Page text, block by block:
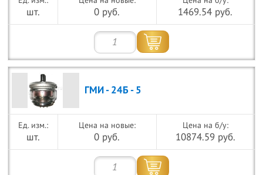
шт. 0 руб. 1469.54 руб.
ГМИ - 24Б - 5
шт.
Цена на новые:
0 руб.
Цена на б/у:
10874.59 руб.